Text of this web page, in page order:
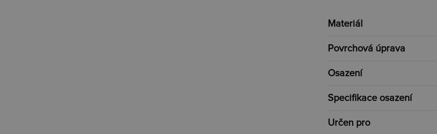
Materiál
Povrchová úprava
Osazení
Specifikace osazení
Určen pro